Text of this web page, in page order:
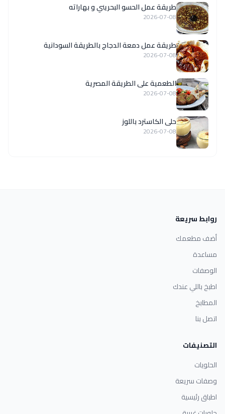
طريقة عمل الحسو البحريني و بهاراته
2026-07-08
طريقة عمل دمعة الدجاج بالطريقة السودانية
2026-07-08
الطعمية على الطريقة المصرية
2026-07-08
حلى الكاسترد باللوز
2026-07-08
روابط سريعة
أضف مطعمك
مساعدة
الوصفات
اطبخ باللي عندك
المطابخ
اتصل بنا
التصنيفات
الحلويات
وصفات سريعة
اطباق رئيسية